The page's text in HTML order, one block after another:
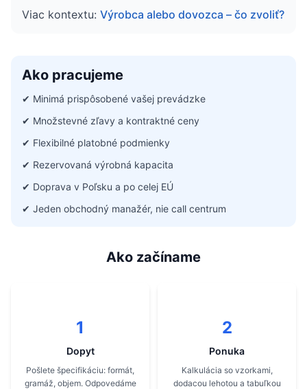
Viac kontextu: Výrobca alebo dovozca – čo zvoliť?
Ako pracujeme
✔ Minimá prispôsobené vašej prevádzke
✔ Množstevné zľavy a kontraktné ceny
✔ Flexibilné platobné podmienky
✔ Rezervovaná výrobná kapacita
✔ Doprava v Poľsku a po celej EÚ
✔ Jeden obchodný manažér, nie call centrum
Ako začíname
1
Dopyt
Pošlete špecifikáciu: formát,
gramáž, objem. Odpovedáme
2
Ponuka
Kalkulácia so vzorkami,
dodacou lehotou a tabuľkou